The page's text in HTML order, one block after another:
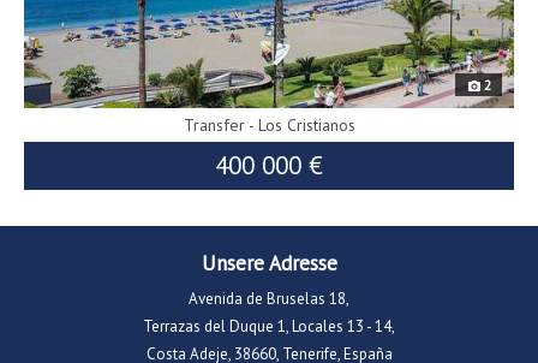
2
Transfer - Los Cristianos
400 000 €
Unsere Adresse
Avenida de Bruselas 18,
Terrazas del Duque 1, Locales 13 - 14,
Costa Adeje, 38660, Tenerife, España